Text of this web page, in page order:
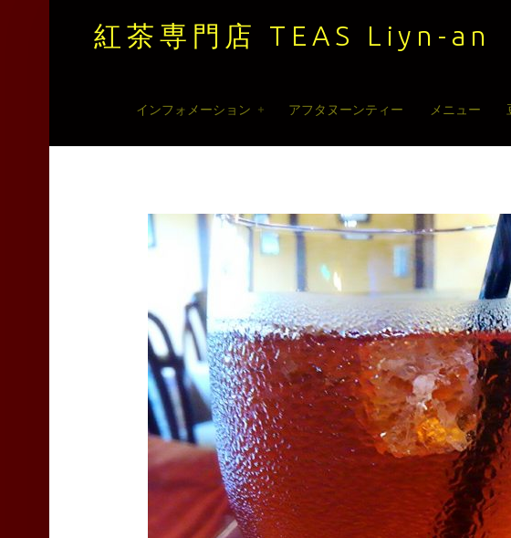
紅茶専門店 TEAS Liyn-an
紅
専
門
店
TEAS
Skip
content
インフォメーション アフタヌーンティー メニュー